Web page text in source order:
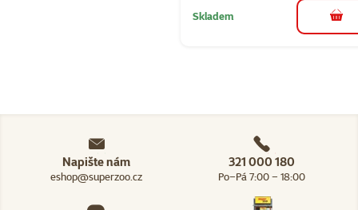
Skladem do
Napište nám
eshop@superzoo.cz
321 000 180
Po–Pá 7:00 – 18:00